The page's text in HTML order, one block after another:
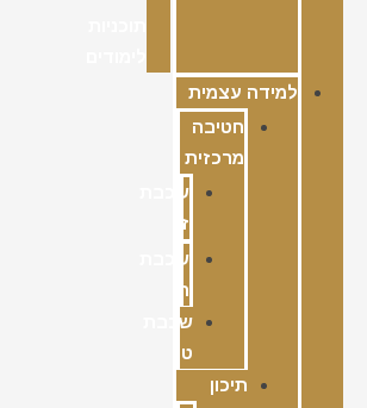
למידה עצמית
חטיבה
מרכזית
שכבת
ז
שכבת
ח
שכבת
ט
תיכון